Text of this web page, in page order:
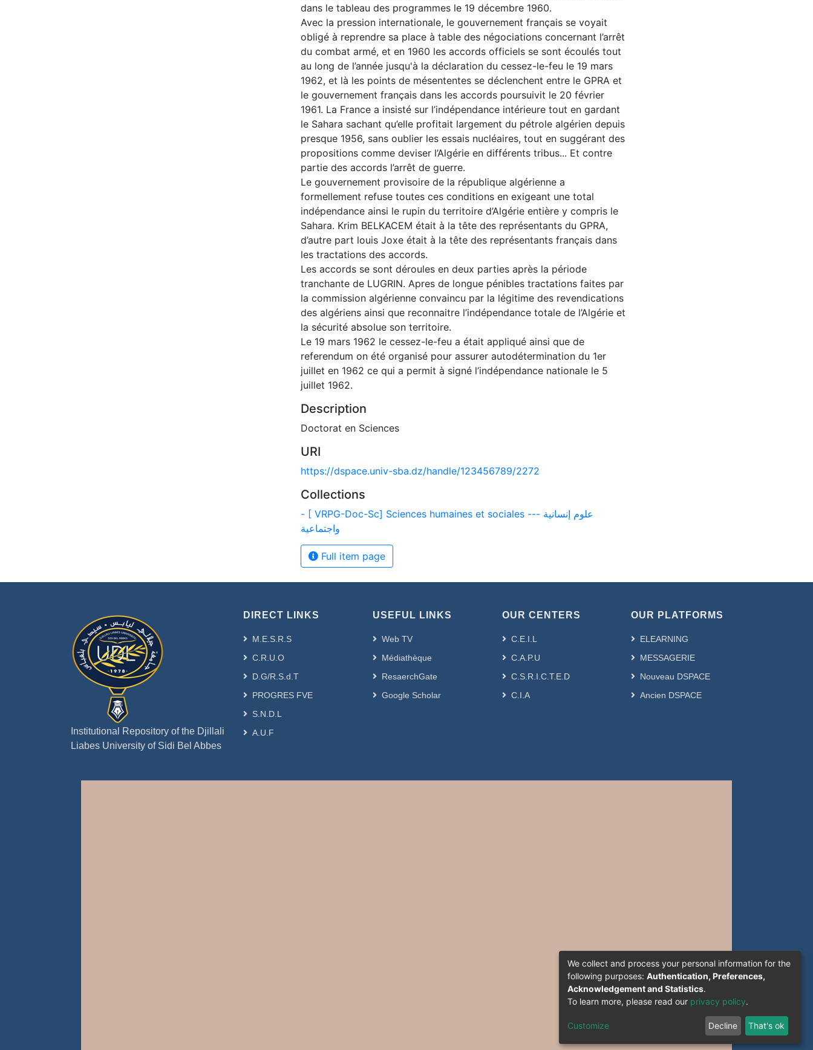
dans le tableau des programmes le 19 décembre 1960.
Avec la pression internationale, le gouvernement français se voyait
obligé à reprendre sa place à table des négociations concernant l’arrêt
du combat armé, et en 1960 les accords officiels se sont écoulés tout
au long de l’année jusqu'à la déclaration du cessez-le-feu le 19 mars
1962, et là les points de mésententes se déclenchent entre le GPRA et
le gouvernement français dans les accords poursuivit le 20 février
1961. La France a insisté sur l’indépendance intérieure tout en gardant
le Sahara sachant qu’elle profitait largement du pétrole algérien depuis
presque 1956, sans oublier les essais nucléaires, tout en suggérant des
propositions comme deviser l’Algérie en différents tribus... Et contre
partie des accords l’arrêt de guerre.
Le gouvernement provisoire de la république algérienne a
formellement refuse toutes ces conditions en exigeant une total
indépendance ainsi le rupin du territoire d’Algérie entière y compris le
Sahara. Krim BELKACEM était à la tête des représentants du GPRA,
d’autre part louis Joxe était à la tête des représentants français dans
les tractations des accords.
Les accords se sont déroules en deux parties après la période
tranchante de LUGRIN. Apres de longue pénibles tractations faites par
la commission algérienne convaincu par la légitime des revendications
des algériens ainsi que reconnaitre l’indépendance totale de l’Algérie et
la sécurité absolue son territoire.
Le 19 mars 1962 le cessez-le-feu a était appliqué ainsi que de
referendum on été organisé pour assurer autodétermination du 1er
juillet en 1962 ce qui a permit à signé l’indépendance nationale le 5
juillet 1962.
Description
Doctorat en Sciences
URI
https://dspace.univ-sba.dz/handle/123456789/2272
Collections
- [ VRPG-Doc-Sc] Sciences humaines et sociales --- علوم إنسانية
واجتماعية
Full item page
Institutional Repository of the Djillali
Liabes University of Sidi Bel Abbes
DIRECT LINKS
M.E.S.R.S
C.R.U.O
D.G/R.S.d.T
PROGRES FVE
S.N.D.L
A.U.F
USEFUL LINKS
Web TV
Médiathèque
ResaerchGate
Google Scholar
OUR CENTERS
C.E.I.L
C.A.P.U
C.S.R.I.C.T.E.D
C.I.A
OUR PLATFORMS
ELEARNING
MESSAGERIE
Nouveau DSPACE
Ancien DSPACE
We collect and process your personal information for the
following purposes: Authentication, Preferences,
Acknowledgement and Statistics.
To learn more, please read our privacy policy.
Customize Decline That's ok